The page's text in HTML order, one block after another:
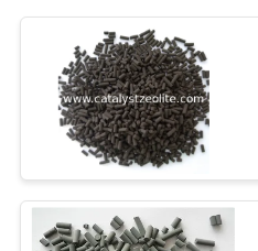
SITEMAP
PRIVACY
POLICY